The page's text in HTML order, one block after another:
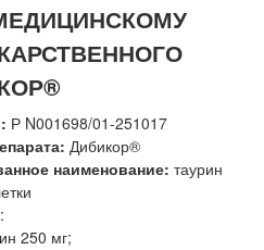
Р N001698/01-251017
Дибикор®
наименование: таурин
250 мг;